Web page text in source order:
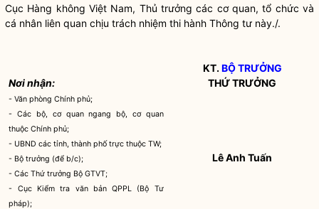
Cục Hàng không Việt Nam, Thủ trưởng các cơ quan, tổ chức và
cá nhân liên quan chịu trách nhiệm thi hành Thông tư này./.
Nơi nhận:
- Văn phòng Chính phủ;
- Các bộ, cơ quan ngang bộ, cơ quan
thuộc Chính phủ;
- UBND các tỉnh, thành phố trực thuộc TW;
- Bộ trưởng (để b/c);
- Các Thứ trưởng Bộ GTVT;
- Cục Kiểm tra văn bản QPPL (Bộ Tư
pháp);
KT.BỘ TRƯỞNG
THỨ TRƯỞNG
Lê Anh Tuấn